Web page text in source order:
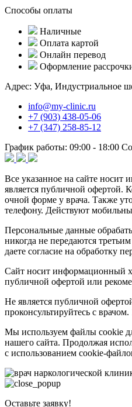
Способы оплаты
Наличные
Оплата картой
Онлайн перевод
Оформление
Адрес: Уфа, Индустриальное
info@my-clinic.ru
+7 (903) 438-05-06
+7 (347) 258-85-12
График работы: 09:00 - 18:00
Все указанное на сайте
является публичной офертой.
очной форме у врача. Также
телефону. Действуют
Персональные данные
никогда не передаются
даете согласие на обработку
Сайт носит информационный
публичной офертой или
Не является публичной
проконсультируйтесь с врачом.
Мы используем файлы cookie
нашего сайта. Продолжая
с использованием cookie-
Оставьте заявку!